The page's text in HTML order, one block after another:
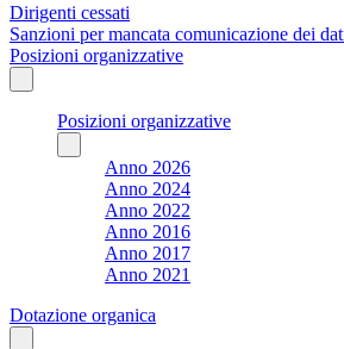
Dirigenti cessati
Sanzioni per mancata comunicazione dei
Posizioni organizzative
Posizioni organizzative
Anno 2026
Anno 2024
Anno 2022
Anno 2016
Anno 2017
Anno 2021
Dotazione organica